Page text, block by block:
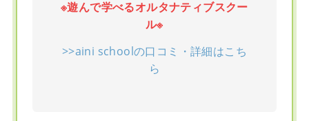
※遊んで学べるオルタナティブスクー
ル※
>>aini schoolの口コミ・詳細はこち
ら